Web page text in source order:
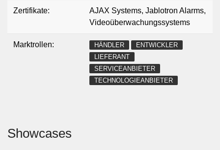
Zertifikate:
AJAX Systems, Jablotron Alarms,
Videoüberwachungssystems
Marktrollen: HÄNDLER
ENTWICKLER
LIEFERANT
SERVICEANBIETER
TECHNOLOGIEANBIETER
Showcases